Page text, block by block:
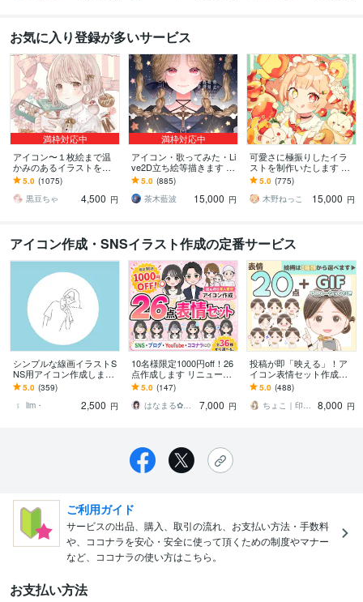
お気に入り登録が多いサービス
満枠対応中
アイコン〜１枚絵まで温
かみのあるイラストを描
きます ★ココナラ自体が
初めての方も、お気軽に
ご相談ください♪★
5.0 (1075)
黒豆ちゃ
4,500 円
満枠対応中
アイコン・歌ってみた・Li
ve2D立ち絵等描きます ち
びキャラや配信用イラス
ト等、幅広く制作してい
ます！
5.0 (885)
茶木藍波
15,000 円
可愛さに極振りしたイラ
ストを制作いたします ★
商用利用＆二次利用込
み！ミニキャラは小物２
点まで無料！★
5.0 (775)
木野ねっこ
15,000 円
アイコン作成・SNSイラスト作成の定番サービス
シンプルな線画イラストS
NS用アイコン作成します
シンプルなイラスト（カ
ラーもOK)お仕事・趣味に
も使えます。
5.0 (359)
lim・
2,500 円
10名様限定1000円off！26
点作成します リニューア
ルオープンセール！ほん
のり本人寄せアイコン◎
5.0 (147)
はなまる✿あなたの想いを形にするイラスト
7,000 円
投稿が即「映える」！ア
イコン表情セット作成し
ます インスタ・ブログで
差をつけたいあなた向け
◎似顔絵風も好評！
5.0 (488)
ちょこ｜印象と信頼を形にするアイコン職人
8,000 円
ご利用ガイド
サービスの出品、購入、取引の流れ、お支払い方法・手数料
や、ココナラを安心・安全に使って頂くための制度やマナー
など、ココナラの使い方はこちら。
お支払い方法